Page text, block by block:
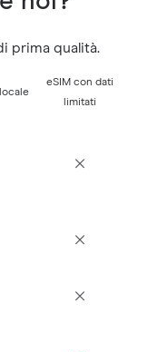
prima qualità.
eSIM con dati
limitati